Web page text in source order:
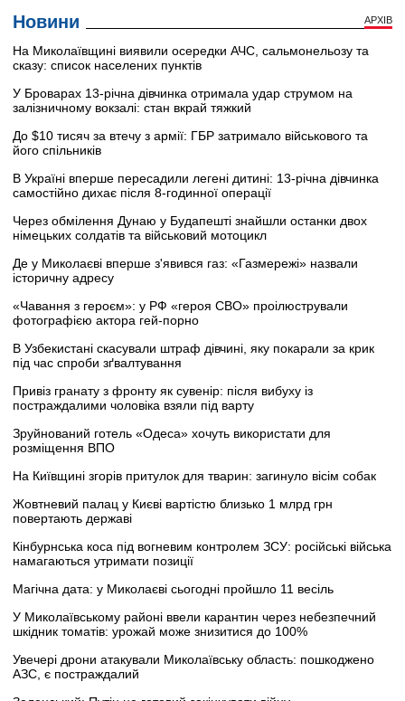
Новини АРХІВ
На Миколаївщині виявили осередки АЧС, сальмонельозу та
сказу: список населених пунктів
У Броварах 13-річна дівчинка отримала удар струмом на
залізничному вокзалі: стан вкрай тяжкий
До $10 тисяч за втечу з армії: ГБР затримало військового та
його спільників
В Україні вперше пересадили легені дитині: 13-річна дівчинка
самостійно дихає після 8-годинної операції
Через обмілення Дунаю у Будапешті знайшли останки двох
німецьких солдатів та військовий мотоцикл
Де у Миколаєві вперше з'явився газ: «Газмережі» назвали
історичну адресу
«Чавання з героєм»: у РФ «героя СВО» проілюстрували
фотографією актора гей-порно
В Узбекистані скасували штраф дівчині, яку покарали за крик
під час спроби зґвалтування
Привіз гранату з фронту як сувенір: після вибуху із
постраждалими чоловіка взяли під варту
Зруйнований готель «Одеса» хочуть використати для
розміщення ВПО
На Київщині згорів притулок для тварин: загинуло вісім собак
Жовтневий палац у Києві вартістю близько 1 млрд грн
повертають державі
Кінбурнська коса під вогневим контролем ЗСУ: російські війська
намагаються утримати позиції
Магічна дата: у Миколаєві сьогодні пройшло 11 весіль
У Миколаївському районі ввели карантин через небезпечний
шкідник томатів: урожай може знизитися до 100%
Увечері дрони атакували Миколаївську область: пошкоджено
АЗС, є постраждалий